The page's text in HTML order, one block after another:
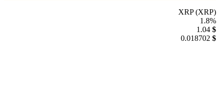
XRP (XRP)
1.8%
$
1.04
$
0.018702